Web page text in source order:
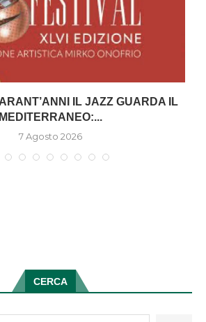
IL JAZZ GUARDA IL
MEDITERRANEO:...
7 Agosto 2026
CERCA